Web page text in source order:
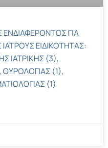
ΓΙΑ
ΙΑΤΡΟΥΣ ΕΙΔΙΚΟΤΗΤΑΣ:
ΙΑΤΡΙΚΗΣ (3),
(1),
(1)